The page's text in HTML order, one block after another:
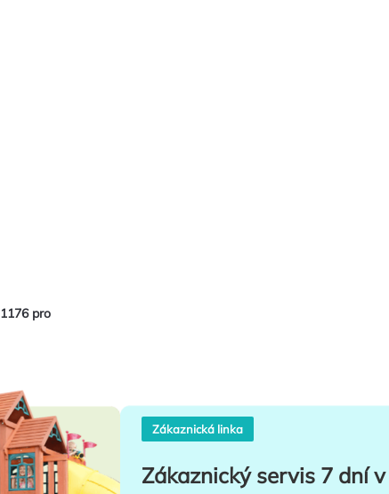
pro
Zákaznická linka
Zákaznický servis 7 dní